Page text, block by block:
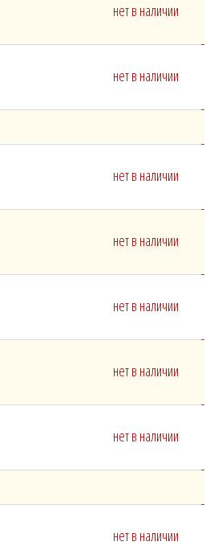
нет в наличии
нет в наличии
нет в наличии
нет в наличии
нет в наличии
нет в наличии
нет в наличии
нет в наличии